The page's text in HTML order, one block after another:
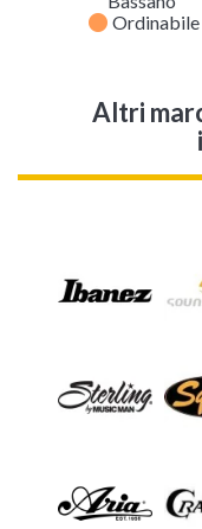
fiber_manual_record Ordinabile
Altri